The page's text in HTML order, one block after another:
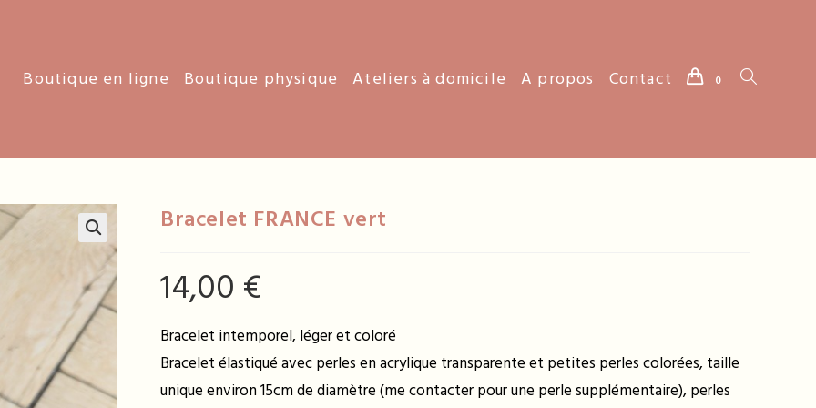
Boutique en ligne Boutique physique Ateliers à domicile A propos Contact 0 Toggle
Bracelet FRANCE vert
14,00 €
Bracelet intemporel, léger et coloré
Bracelet élastiqué avec perles en acrylique transparente et petites perles colorées, taille
unique environ 15cm de diamètre (me contacter pour une perle supplémentaire), perles